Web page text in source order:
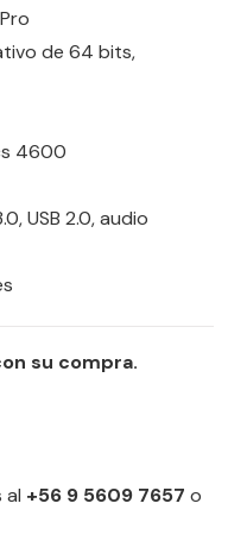
de 64 bits,
4600
USB 2.0, audio
su compra.
al +56 9 5609 7657 o